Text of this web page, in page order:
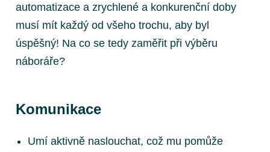
automatizace a zrychlené a konkurenční doby
musí mít každý od všeho trochu, aby byl
úspěšný! Na co se tedy zaměřit při výběru
náboráře?
Komunikace
Umí aktivně naslouchat, což mu pomůže